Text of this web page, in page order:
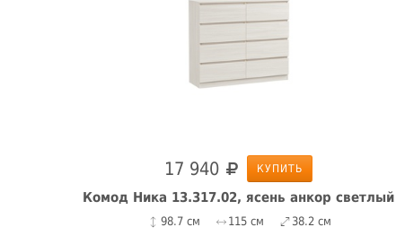
17 940 КУПИТЬ
Комод Ника 13.317.02, ясень анкор светлый
98.7 см 115 см 38.2 см